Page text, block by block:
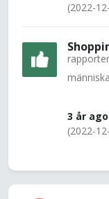
(2022-
3 år ago
(2022-